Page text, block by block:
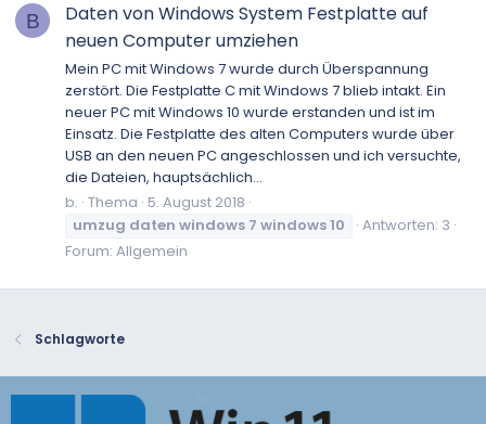
B
Daten von Windows System Festplatte auf
neuen Computer umziehen
Mein PC mit Windows 7 wurde durch Überspannung
zerstört. Die Festplatte C mit Windows 7 blieb intakt. Ein
neuer PC mit Windows 10 wurde erstanden und ist im
Einsatz. Die Festplatte des alten Computers wurde über
USB an den neuen PC angeschlossen und ich versuchte,
die Dateien, hauptsächlich...
b. Thema 5. August 2018
umzug daten windows 7 windows10
Antworten: 3
Forum: Allgemein
Schlagworte